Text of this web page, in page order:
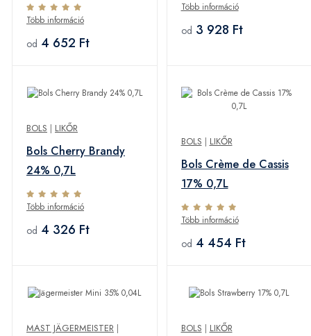
Több információ
od 4 652 Ft
Több információ
od 3 928 Ft
BOLS | LIKŐR
Bols Cherry Brandy
24% 0,7L
Több információ
od 4 326 Ft
BOLS | LIKŐR
Bols Crème de Cassis
17% 0,7L
Több információ
od 4 454 Ft
MAST JÄGERMEISTER |
BOLS | LIKŐR